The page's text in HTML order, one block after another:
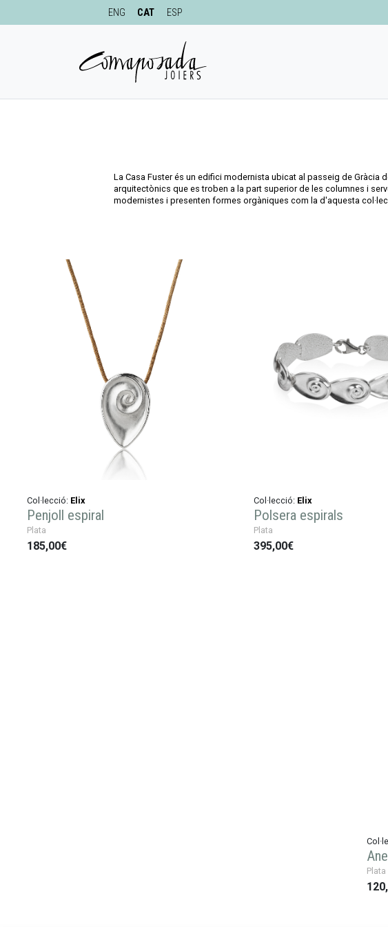
ENG CAT ESP
La Casa Fuster és un edifici modernista ubicat al passeig de Gràcia
arquitectònics que es troben a la part superior de les columnes i
modernistes i presenten formes orgàniques com la d'aquesta
Col·lecció: Elix
Penjoll espiral
Plata
185,00€
Col·lecció: Elix
Polsera espirals
Plata
395,00€
Plata